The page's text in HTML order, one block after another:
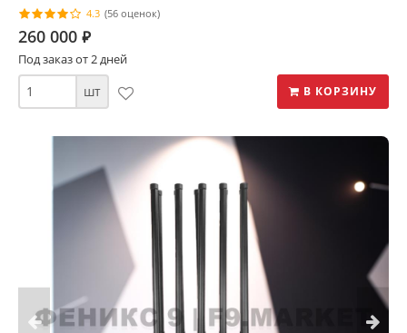
4.3 (56 оценок)
260 000 ⃏
Под заказ от 2 дней
шт В КОРЗИНУ